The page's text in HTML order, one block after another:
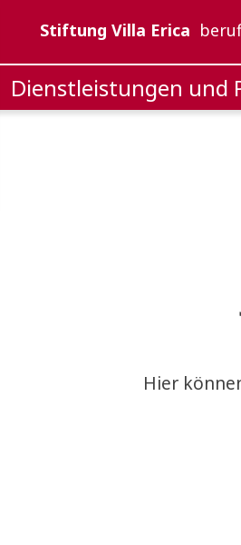
Stiftung Villa Erica
Dienstleistungen und
Hier